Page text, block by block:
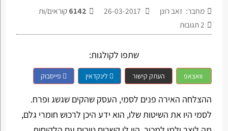
מחבר: זאב רונן 6142 קוראים/ות
2תגובות
שתפו לקולגות:
וואצאפ העתק קישור לינקדאין פייסבוק
ההצלחה האירה פנים לסמי, העסק שהקים שגשג ופרח.
לסמי היו את השיטות שלו, הוא ידע היכן לרכוש חומרי גלם,